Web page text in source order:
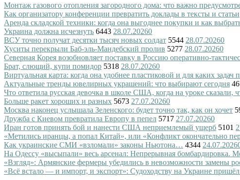
Монтаж газового отопления загородного дома: что важно
Как организатору конференции превратить доклады в тексты и статьи
Аренда складской техники: когда она выгоднее покупки и как
Украина должна исчезнуть 6443 28.07.20260
ВСУ точно получат десятки тысяч новых солдат 5544 28.07.20260
Хуситы перекрыли Баб-эль-Мандебский пролив 5277 28.07.20260
Северная Корея возобновляет поставку в Россию оперативно-
Брат, слющий, купи помидор 5318 28.07.20260
Виртуальная карта: когда она удобнее пластиковой и для каких задач
Актуальные тренды ювелирных украшений: что выбирают сегодня
Что ответила русская девочка в школе США, когда на уроке
Больше ракет хороших и разных 5673 27.07.20260
Москва наконец услышала Зеленского: будет точно так, как он хочет
Дружба с Киевом превратила Европу в пепел 5717 27.07.20260
Иран готов принять бой и нанести США неприемлемый ущерб 5101
«Метились иранцы, а попал Китай», или «Конфликт окончательно
Как украинские СМИ «взломали» законы Ньютона… 4344 24.07.2026
На Одессу «высыпали» весь арсенал: Непрерывная бомбардировка.
«Взгляд»: Армянские фермеры убедились в невозможности замены
«Всё встало — и импорт, и экспорт»: Судоходству на Украине